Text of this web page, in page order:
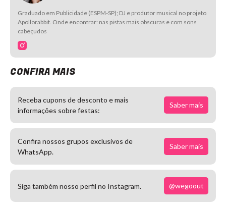
Graduado em Publicidade (ESPM-SP); DJ e produtor musical no projeto
Apollorabbit. Onde encontrar: nas pistas mais obscuras e com sons
cabeçudos
CONFIRA MAIS
Receba cupons de desconto e mais
informações sobre festas:
Saber mais
Confira nossos grupos exclusivos de
WhatsApp.
Saber mais
Siga também nosso perfil no Instagram. @wegoout